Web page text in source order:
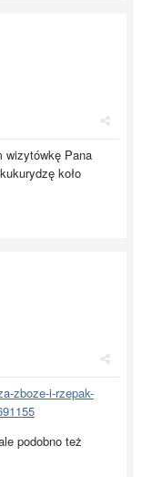
wizytówkę Pana
koło
zboze-i-rzepak-
podobno też